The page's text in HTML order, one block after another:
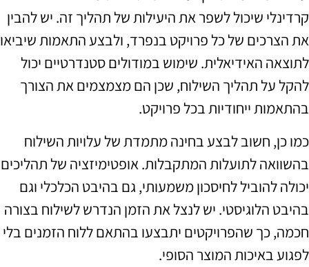
קרדינלי שיכול לשפר את היעילות של תהליך זה. יש להבין
את הצרכים של כל פרויקט בנפרד, ולבצע התאמות שיביאו
לתוצאה האידיאלית. שימוש במודולים סטנדרטיים יכול
להקל על תהליך השילוח, שכן הם מצמצמים את הצורך
בהתאמות ייחודיות בכל פרויקט.
כמו כן, חשוב לבצע בחינה מתמדת של עלויות השילוח
בהשוואה לתועלות המתקבלות. אופטימיזציה של תהליכים
יכולה להוביל לחיסכון משמעותי, גם בהיבט הכלכלי וגם
בהיבט הלוגיסטי. יש לנצל את הזמן הנדרש לשילוח בצורה
חכמה, כך שהפרויקטים יתבצעו בהתאם ללוח הזמנים בלי
לפגוע באיכות המוצר הסופי.